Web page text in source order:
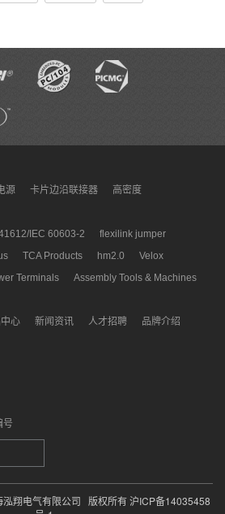
查看详情
源 卡片边沿联接器 高密度
IEC 60603-2
flexilink jumper
TCA Products hm2.0
Velox
Terminals Assembly Tools & Machines
心 新闻资讯 人才招聘
品牌介绍
号
翔电气有限公司 版权所有沪ICP备14035458